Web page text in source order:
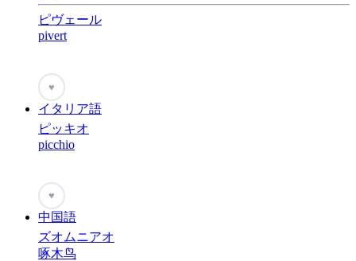
ピヴェール
pivert
♥
イタリア語
ピッキオ
picchio
♥
中国語
ズオムニアオ
啄木鸟